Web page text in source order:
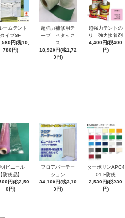
ームテント
タイプSF
円(税10,
780円)
超強力補修用テ
ープ ペタック
ス
18,920円(税1,72
0円)
超強力テントの
り 強力接着剤
4,400円(税400
円)
ビニール
防炎品】
円(税2,50
0円)
フロアパーテー
ション
34,100円(税3,10
0円)
ターポリンAPC4
01-F防炎
2,530円(税230
円)